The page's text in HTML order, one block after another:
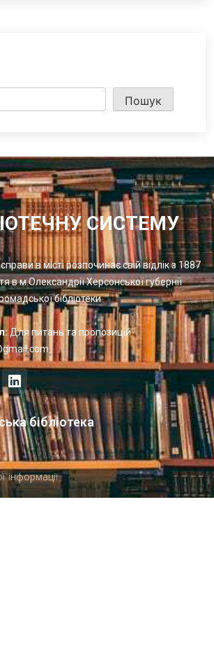
Пошук
СИСТЕМУ
справи в місті розпочинає свій відлік з 1887
в м.Олександрії Херсонської губернії
бібліотеки
Для питань та пропозицій
бібліотека
інформації